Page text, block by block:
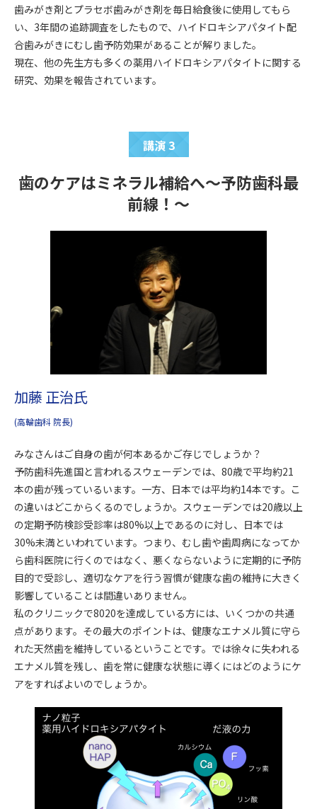
歯みがき剤とプラセボ歯みがき剤を毎日給食後に使用してもら
い、3年間の追跡調査をしたもので、ハイドロキシアパタイト配
合歯みがきにむし歯予防効果があることが解りました。
現在、他の先生方も多くの薬用ハイドロキシアパタイトに関する
研究、効果を報告されています。
講演 3
歯のケアはミネラル補給へ～予防歯科最
前線！～
加藤 正治氏
(高輪歯科 院長)
みなさんはご自身の歯が何本あるかご存じでしょうか？
予防歯科先進国と言われるスウェーデンでは、80歳で平均約21
本の歯が残っているいます。一方、日本では平均約14本です。こ
の違いはどこからくるのでしょうか。スウェーデンでは20歳以上
の定期予防検診受診率は80%以上であるのに対し、日本では
30%未満といわれています。つまり、むし歯や歯周病になってか
ら歯科医院に行くのではなく、悪くならないように定期的に予防
目的で受診し、適切なケアを行う習慣が健康な歯の維持に大きく
影響していることは間違いありません。
私のクリニックで8020を達成している方には、いくつかの共通
点があります。その最大のポイントは、健康なエナメル質に守ら
れた天然歯を維持しているということです。では徐々に失われる
エナメル質を残し、歯を常に健康な状態に導くにはどのようにケ
アをすればよいのでしょうか。